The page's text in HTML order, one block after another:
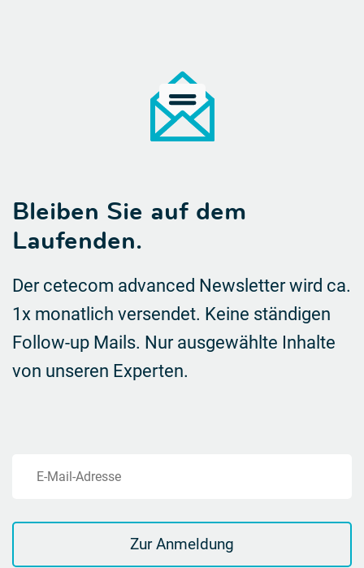
Bleiben Sie auf dem
Laufenden.
Der cetecom advanced Newsletter wird ca.
1x monatlich versendet. Keine ständigen
Follow-up Mails. Nur ausgewählte Inhalte
von unseren Experten.
E-Mail-Adresse
Zur Anmeldung